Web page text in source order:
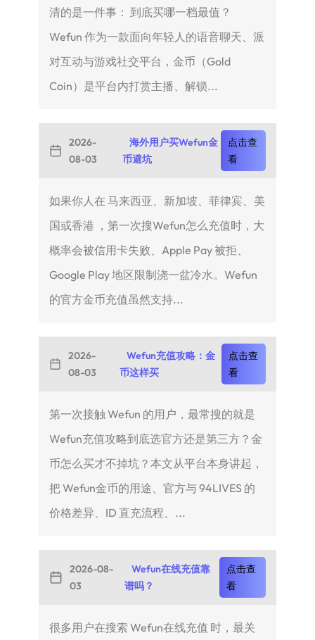
清的是一件事： 到底买哪一档最值？
Wefun 作为一款面向年轻人的语音聊天、派
对互动与游戏社交平台，金币（Gold
Coin）是平台内打赏主播、解锁...
2026-
08-03
海外用户买Wefun金
币避坑
点击查
看
如果你人在 马来西亚、新加坡、菲律宾、美
国或香港 ，第一次搜Wefun怎么充值时，大
概率会被信用卡失败、Apple Pay 被拒、
Google Play 地区限制浇一盆冷水。Wefun
的官方金币充值虽然支持...
2026-
08-03
Wefun充值攻略：金
币这样买
点击查
看
第一次接触 Wefun 的用户，最常搜的就是
Wefun充值攻略到底选官方还是第三方？金
币怎么买才不掉坑？本文从平台本身讲起，
把 Wefun金币的用途、官方与 94LIVES 的
价格差异、ID 直充流程、...
2026-08-
03
Wefun在线充值靠
谱吗？
点击查
看
很多用户在搜索 Wefun在线充值 时，最关